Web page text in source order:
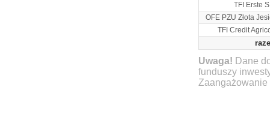
TFI Erste
OFE PZU Złota
TFI Credit
Uwaga! Dane
funduszy
Zaangażowanie